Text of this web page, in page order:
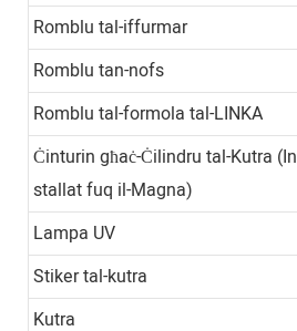
Romblu tal-iffurmar
Romblu tan-nofs
Romblu tal-formola tal-LINKA
Ċinturin għaċ-Ċilindru tal-Kutra (In
stallat fuq il-Magna)
Lampa UV
Stiker tal-kutra
Kutra